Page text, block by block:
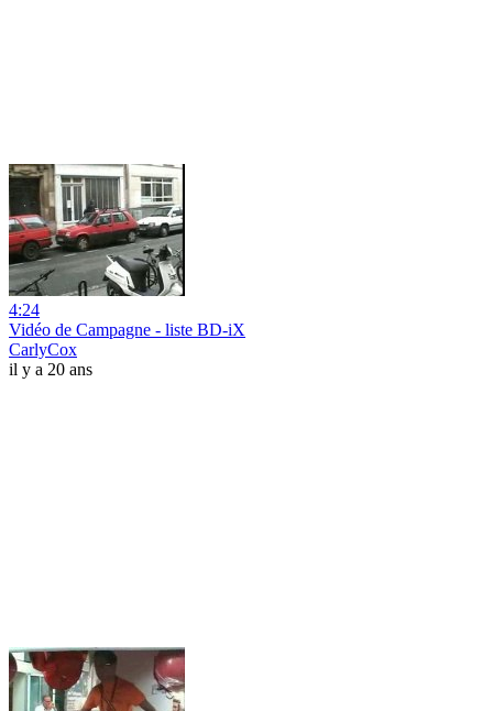
4:24
Vidéo de Campagne - liste BD-iX
CarlyCox
il y a 20 ans